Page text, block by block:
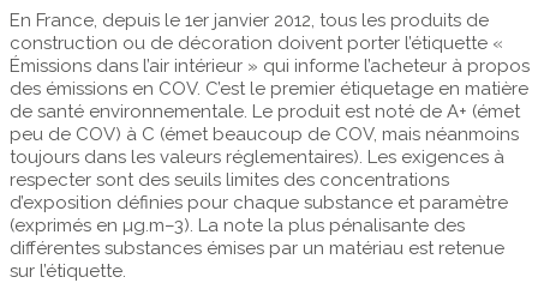
En France, depuis le 1er janvier 2012, tous les produits de
construction ou de décoration doivent porter l’étiquette «
Émissions dans l’air intérieur » qui informe l’acheteur à propos
des émissions en COV. C’est le premier étiquetage en matière
de santé environnementale. Le produit est noté de A+ (émet
peu de COV) à C (émet beaucoup de COV, mais néanmoins
toujours dans les valeurs réglementaires). Les exigences à
respecter sont des seuils limites des concentrations
d’exposition définies pour chaque substance et paramètre
(exprimés en µg.m–3). La note la plus pénalisante des
différentes substances émises par un matériau est retenue
sur l’étiquette.